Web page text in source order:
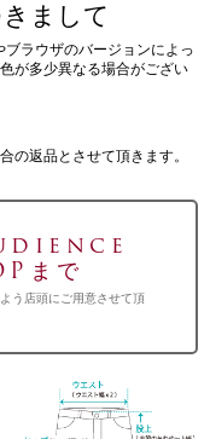
まして
ラウザのバージョンによっ
が多少異なる場合がござい
の返品とさせて頂きます。
まで
う店頭にご用意させて頂